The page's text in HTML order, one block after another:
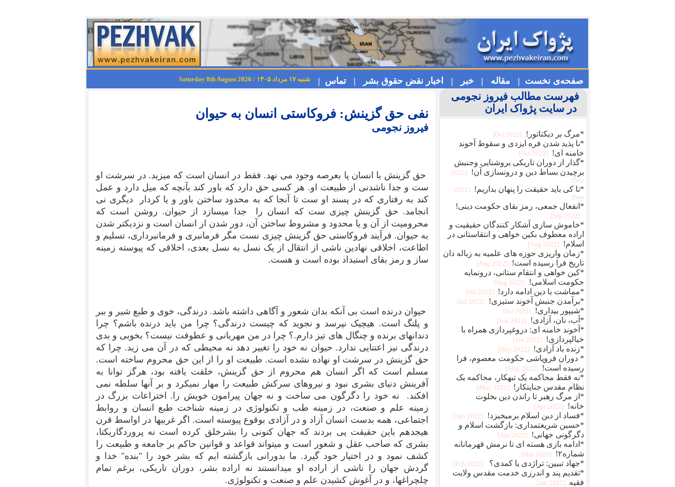
صفحه‌ی نخست | مقاله | خبر | اخبار نقض حقوق بشر | تماس | شنبه ۱۷ مرداد ۱۴۰۵ / Saturday 8th August 2026
نفی حق گزینش: فروکاستی انسان به حیوان
فیروز نجومی
حق گزینش با انسان پا بعرصه وجود می نهد. فقط در انسان است که میزید. در سرشت او
ست و جدا ناشدنی از طبیعت او. هر کسی حق دارد که باور کند بآنچه که میل دارد و عمل
کند به رفتاری که در پسند او ست تا آنجا که به محدود ساختن باور و یا کردار دیگری نی
انجامد. حق گزینش چیزی ست که انسان را جدا میسازد از حیوان. روشن است که
محرومیت از آن و یا محدود و مشروط ساختن آن، دور شدن از انسان است و نزدیکتر شدن
به حیوان. فرآیند فروکاستی حق گزینش چیزی نست مگر فرمانبری و فرمانبرداری، تسلیم و
اطاعت، اخلاقی نهادین ناشی از انتقال از یک نسل به نسل بعدی، اخلاقی که پیوسته زمینه
ساز و رمز بقای استبداد بوده است و هست.
حیوان درنده است بی آنکه بدان شعور و آگاهی داشته باشد. درندگی، خوی و طبع شیر و ببر
و پلنگ است. هیچیک نپرسد و نجوید که چیست درندگی؟ چرا من باید درنده باشم؟ چرا
دندانهای برنده و چنگال های تیز دارم.؟ چرا در من مهربانی و عطوفت نیست؟ بخوبی و بدی
درندگی نیز اعتنایی ندارد. حیوان نه خود را تغییر دهد نه محیطی که در آن می زید. چرا که
حق گزینش در سرشت او نهاده نشده است. طبیعت او را از این حق محروم ساخته است.
مسلم است که اگر انسان هم محروم از حق گزینش، خلقت یافته بود، هرگز توانا به
آفرینش دنیای بشری نبود و نیروهای سرکش طبیعت را مهار نمیکرد و بر آنها سلطه نمی
افکند. نه خود را دگرگون می ساخت و نه جهان پیرامون خویش را. اختراعات بزرگ در
زمینه علم و صنعت، در زمینه طب و تکنولوژی در زمینه شناخت طبع انسان و روابط
اجتماعی، همه بدست انسان آزاد و در آزادی بوقوع پیوسته است. اگر غربیها در اواسط قرن
هیجدهم باین حقیقت پی بردند که جهان کنونی را بشرخلق کرده است نه پروردگاریکتا،
بشری که صاحب عقل و شعور است و میتواند قواعد و قوانین حاکم بر جامعه و طبیعت را
کشف نمود و در اختیار خود گیرد. ما بدورانی بازگشته ایم که بشر خود را "بنده" خدا و
گردش جهان را ناشی از اراده او میدانستند نه اراده بشر، دوران تاریکی، برغم تمام
چلچراغها، و در آغوش کشیدن علم و صنعت و تکنولوژی.
فهرست مطالب فیروز نجومی
در سایت پژواک ایران
*مرگ بر دیکتاتور! [2022 Oct]
*نا پذید شدن فره ایزدی و سقوط آخوند
خامنه ای!
[2022 Oct]
*گذار از دوران تاریکی بروشنایی وجنبش
برچیدن بساط دین و درونسازی آن!
[2022
Sep]
*تا کی باید حقیقت را پنهان بداریم!
[2022
Sep]
*انفعال جمعی، رمز بقای حکومت دینی!
[2022 Sep]
*خاموش سازی آشکار کنندگان حقیقیت و
اراده معطوف بکین خواهی و انتقاستانی در
اسلام!
[2022 Aug]
*زمان واریزی حوزه های علمیه به زباله دان
تاریخ فرا رسیده است!
[2022 Aug]
*کین خواهی و انتقام ستانی، درونمایه
حکومت اسلامی!
[2022 Aug]
*مماشت با دین ادامه دارد! [2022 Jul]
*برآمدن جنبش آخوند ستیزی! [2022 Jul]
*شیپور بیداری! [2022 Jul]
*آب، نان، آزادی! [2022 Jun]
*آخوند خامنه ای: دروغپردازی همراه با
خیالپردازی!
[2022 Jun]
*زنده باد آزادی! [2022 May]
* دوران فروپاشی حکومت معصوم، فرا
رسیده است!
[2022 May]
*نه فقط محاکمه یک تبهکار، محاکمه یک
نظام مقدس جنایتکار!
[2022 May]
*از مرگ رهبر تا راندن دین بخلوت
خانه!
[2022 Apr]
*فساد از دین اسلام برمیخیزد! [2022 Apr]
*حسین شریعتمداری: بازگشت اسلام و
دگرگونی جهانی!
[2022 Apr]
*ادامه بازی هسته ای تا نرمش قهرمانانه
شماره۲!
[2022 Mar]
*جهاد تبیین: تراژدی یا کمدی؟ [2022 Feb]
*تقدیم پند و اندرزی خدمت مقدس ولایت
فقیه
[2022 Jan]